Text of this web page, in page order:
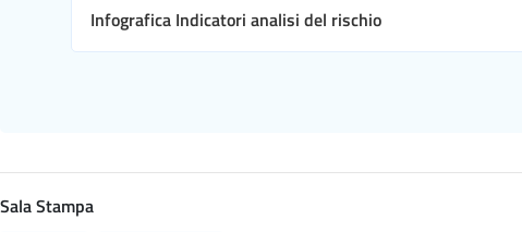
Infografica Indicatori analisi del rischio
Sala Stampa